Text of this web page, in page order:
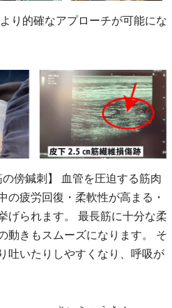
り的確なアプローチが可能にな
傍鍼刺】 血管を圧迫する筋肉
の疲労回復・柔軟性が高まる・
げられます。 最長筋に十分な柔
動きもスムーズになります。 そ
吐いたりしやすくなり、呼吸が